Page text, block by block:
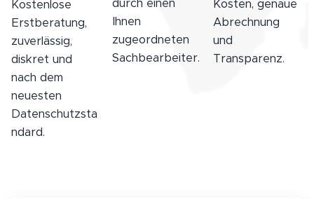
Kostenlose
Erstberatung,
zuverlässig,
diskret und
nach dem
neuesten
Datenschutzsta
ndard.
durch einen
Ihnen
zugeordneten
Sachbearbeiter.
Kosten, genaue
Abrechnung
und
Transparenz.